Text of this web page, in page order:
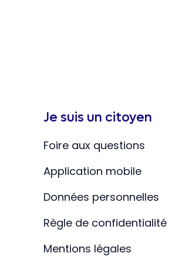
Je suis un citoyen
Foire aux questions
Application mobile
Données personnelles
Règle de confidentialité
Mentions légales